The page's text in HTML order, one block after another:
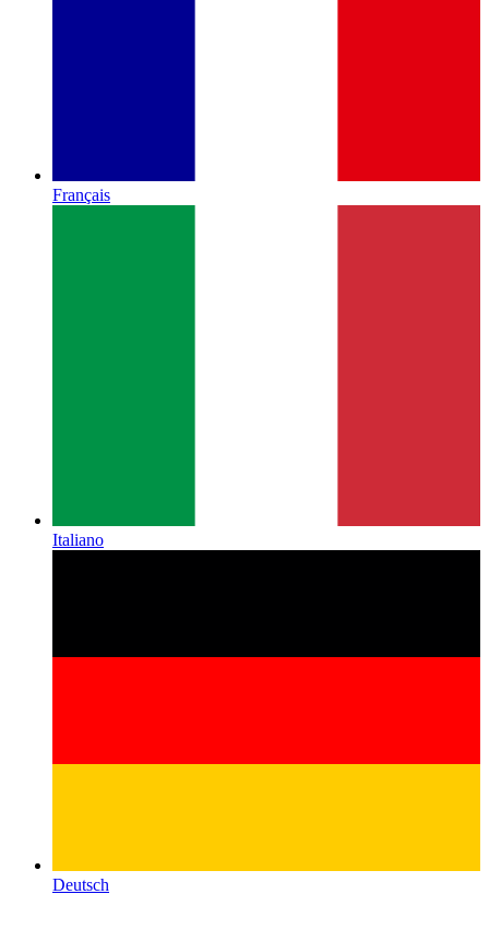
Français
Italiano
Deutsch